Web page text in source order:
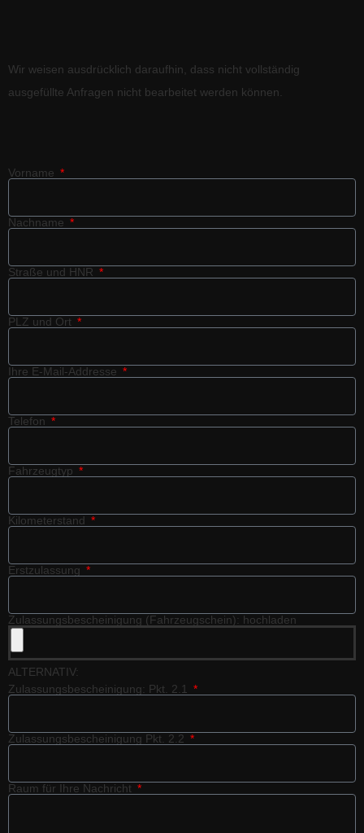
Wir weisen ausdrücklich daraufhin, dass nicht vollständig
ausgefüllte Anfragen nicht bearbeitet werden können.
Vorname
Nachname
Straße und HNR
PLZ und Ort
Ihre E-Mail-Addresse
Telefon
Fahrzeugtyp
Kilometerstand
Erstzulassung
Zulassungsbescheinigung (Fahrzeugschein): hochladen
ALTERNATIV:
Zulassungsbescheinigung: Pkt. 2.1
Zulassungsbescheinigung Pkt. 2.2
Raum für Ihre Nachricht